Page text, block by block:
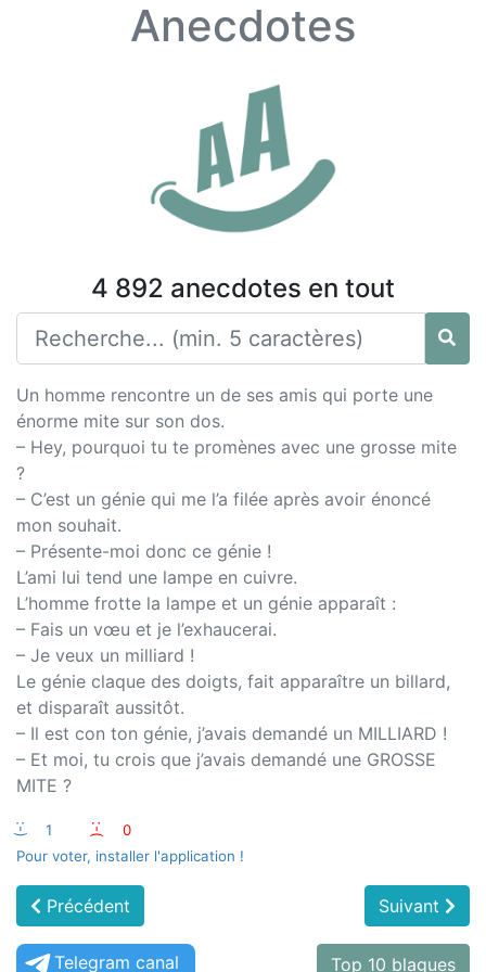
Anecdotes
4 892 anecdotes en tout
Un homme rencontre un de ses amis qui porte une
énorme mite sur son dos.
– Hey, pourquoi tu te promènes avec une grosse mite
?
– C’est un génie qui me l’a filée après avoir énoncé
mon souhait.
– Présente-moi donc ce génie !
L’ami lui tend une lampe en cuivre.
L’homme frotte la lampe et un génie apparaît :
– Fais un vœu et je l’exhaucerai.
– Je veux un milliard !
Le génie claque des doigts, fait apparaître un billard,
et disparaît aussitôt.
– Il est con ton génie, j’avais demandé un MILLIARD !
– Et moi, tu crois que j’avais demandé une GROSSE
MITE ?
:-) 1 :-(
0
Pour voter, installer l'application !
Précédent Suivant
Telegram canal Top 10 blagues